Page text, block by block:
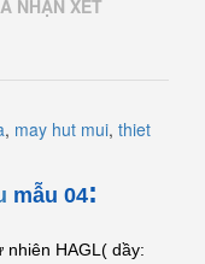
NHẬN XÉT
, may hut mui, thiet
mẫu 04:
nhiên HAGL( dầy: